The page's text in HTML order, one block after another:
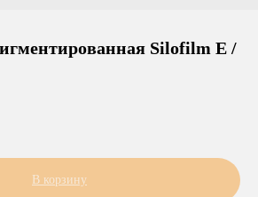
Silofilm E /
В корзину